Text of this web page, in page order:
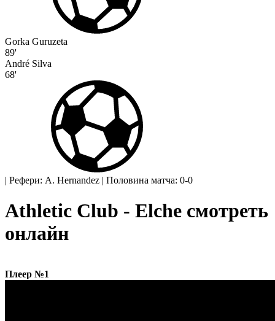
Gorka Guruzeta
89'
André Silva
68'
| Рефери: A. Hernandez | Половина матча: 0-0
Athletic Club - Elche смотреть
онлайн
Плеер №1